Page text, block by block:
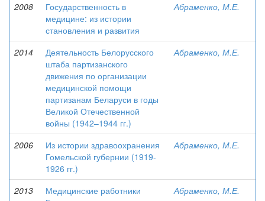
2008
Государственность в
медицине: из истории
становления и развития
Абраменко, М.Е.
2014
Деятельность Белорусского
штаба партизанского
движения по организации
медицинской помощи
партизанам Беларуси в годы
Великой Отечественной
войны (1942–1944 гг.)
Абраменко, М.Е.
2006
Из истории здравоохранения
Гомельской губернии (1919-
1926 гг.)
Абраменко, М.Е.
2013
Медицинские работники
Абраменко, М.Е.